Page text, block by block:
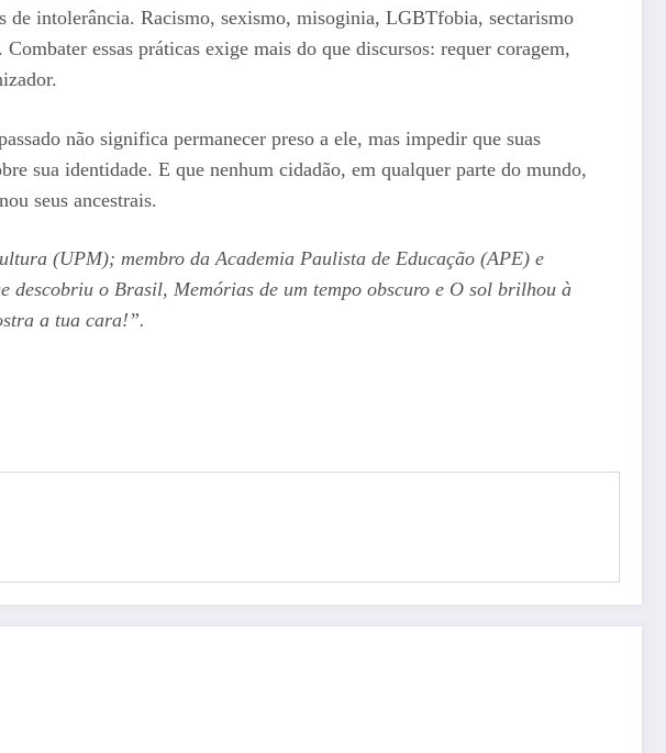
de intolerância. Racismo, sexismo, misoginia, LGBTfobia, sectarismo
essas práticas exige mais do que discursos: requer coragem,
não significa permanecer preso a ele, mas impedir que suas
sua identidade. E que nenhum cidadão, em qualquer parte do mundo,
seus ancestrais.
(UPM); membro da Academia Paulista de Educação (APE) e
o Brasil, Memórias de um tempo obscuro e O sol brilhou à
a tua cara!”.